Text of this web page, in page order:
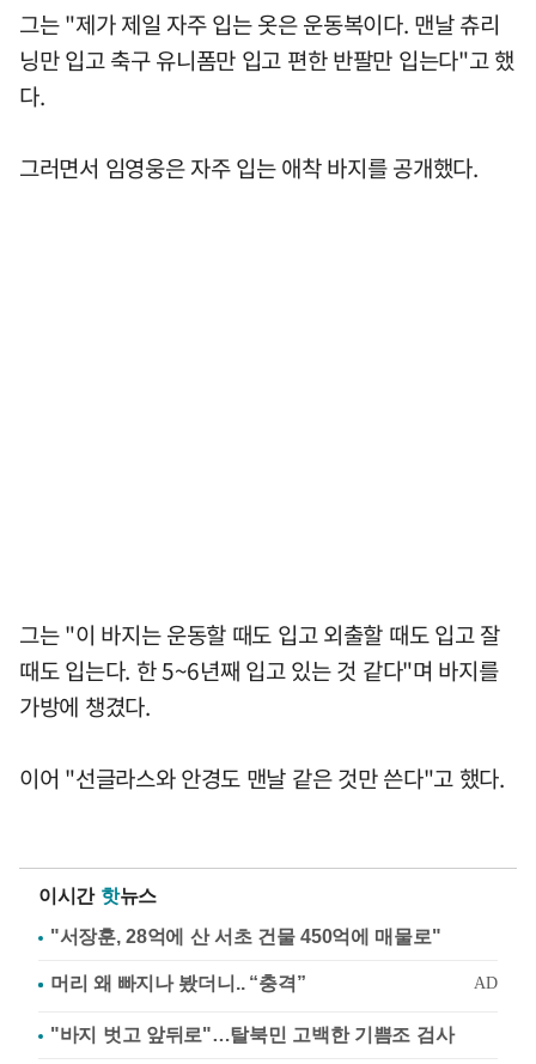
그는 "제가 제일 자주 입는 옷은 운동복이다. 맨날 츄리
닝만 입고 축구 유니폼만 입고 편한 반팔만 입는다"고 했
다.
그러면서 임영웅은 자주 입는 애착 바지를 공개했다.
그는 "이 바지는 운동할 때도 입고 외출할 때도 입고 잘
때도 입는다. 한 5~6년째 입고 있는 것 같다"며 바지를
가방에 챙겼다.
이어 "선글라스와 안경도 맨날 같은 것만 쓴다"고 했다.
이시간 핫뉴스
"서장훈, 28억에 산 서초 건물 450억에 매물로"
"바지 벗고 앞뒤로"…탈북민 고백한 기쁨조 검사